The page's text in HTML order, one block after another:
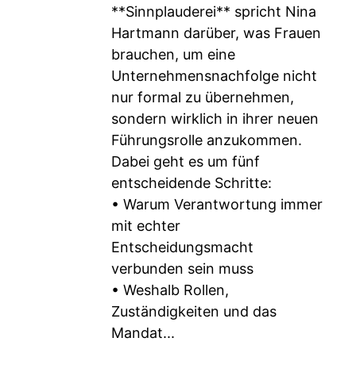
**Sinnplauderei** spricht Nina
Hartmann darüber, was Frauen
brauchen, um eine
Unternehmensnachfolge nicht
nur formal zu übernehmen,
sondern wirklich in ihrer neuen
Führungsrolle anzukommen.
Dabei geht es um fünf
entscheidende Schritte:
• Warum Verantwortung immer
mit echter
Entscheidungsmacht
verbunden sein muss
• Weshalb Rollen,
Zuständigkeiten und das
Mandat...